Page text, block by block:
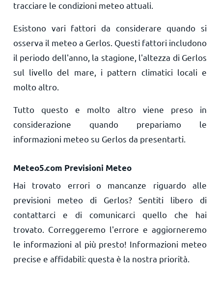
tracciare le condizioni meteo attuali.
Esistono vari fattori da considerare quando si
osserva il meteo a Gerlos. Questi fattori includono
il periodo dell'anno, la stagione, l'altezza di Gerlos
sul livello del mare, i pattern climatici locali e
molto altro.
Tutto questo e molto altro viene preso in
considerazione quando prepariamo le
informazioni meteo su Gerlos da presentarti.
Meteo5.com Previsioni Meteo
Hai trovato errori o mancanze riguardo alle
previsioni meteo di Gerlos? Sentiti libero di
contattarci e di comunicarci quello che hai
trovato. Correggeremo l'errore e aggiorneremo
le informazioni al più presto! Informazioni meteo
precise e affidabili: questa è la nostra priorità.